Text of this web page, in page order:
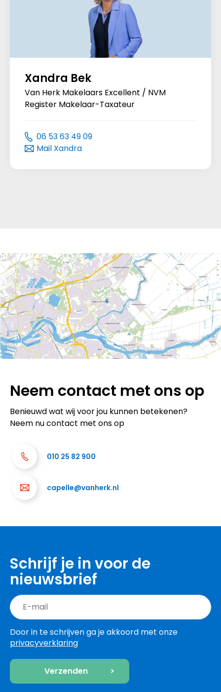
Xandra Bek
Van Herk Makelaars Excellent / NVM
Register Makelaar-Taxateur
06 53 63 49 09
Mail Xandra
Neem contact met ons op
Benieuwd wat wij voor jou kunnen betekenen?
Neem nu contact met ons op
010 25 82 900
capelle@vanherk.nl
Schrijf je in voor de
nieuwsbrief
Door in te schrijven ga je akkoord met onze
privacyverklaring